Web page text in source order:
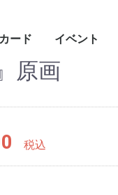
ード イベント
原画
税込